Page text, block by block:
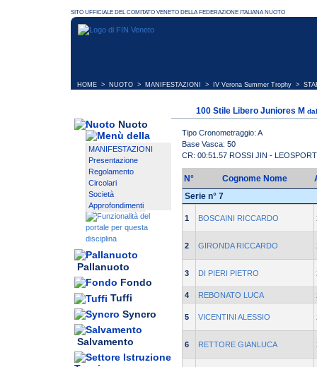
HOME > NUOTO > MANIFESTAZIONI > IV Verona Summer Trophy >
Nuoto
MANIFESTAZIONI
Presentazione
Regolamento
Circolari
Società
Approfondimenti
Pallanuoto
Fondo
Tuffi
Syncro
Salvamento
100 Stile Libero Juniores M
Tipo Cronometraggio: A
Base Vasca: 50
CR: 00:51.57 ROSSI JIN -
N° Cognome Nome
Serie n° 7
1 BOSCAINI RICCARDO
2 GIRONDA RICCARDO
3 DI PIERI PIETRO
4 REBONATO LUCA
5 VICENTINI ALESSIO
6 RETTORE GIANLUCA